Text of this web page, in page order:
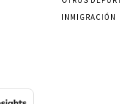
INMIGRACIÓN